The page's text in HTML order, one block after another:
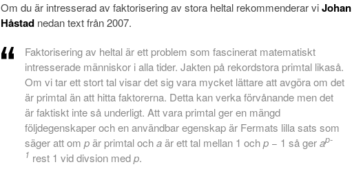
Om du är intresserad av faktorisering av stora heltal rekommenderar viJohan
Håstad nedan text från 2007.
Faktorisering av heltal är ett problem som fascinerat matematiskt
intresserade människor i alla tider. Jakten på rekordstora primtal likaså.
Om vi tar ett stort tal visar det sig vara mycket lättare att avgöra om det
är primtal än att hitta faktorerna. Detta kan verka förvånande men det
är faktiskt inte så underligt. Att vara primtal ger en mängd
följdegenskaper och en användbar egenskap är Fermats lilla sats som
säger att om pär primtal ochaär ett tal mellan 1 ochp − 1 så gerap-
1 rest 1 vid divsion medp.